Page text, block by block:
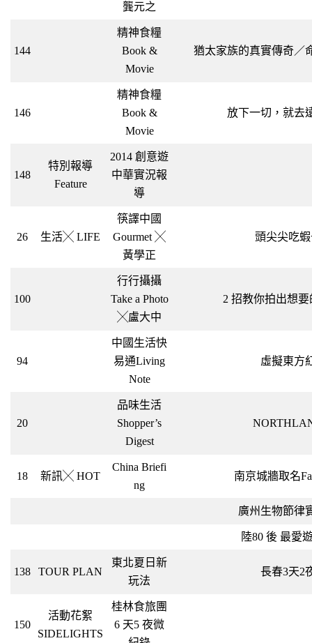
龔元之
144
精神食糧
Book &
Movie
猶太家族的真實傳奇／
146
精神食糧
Book &
Movie
放下一切，就去
148
特別報導
Feature
2014 創意遊
中華實況報
導
26 生活╳ LIFE
筷譯中國
Gourmet ╳
黃學正
頭尖尖吃
100
行行攝攝
Take a Photo
╳盧大中
2 招教你拍出想
94
中國生活快
易通Living
Note
虛擬東方
20
品味生活
Shopper’s
Digest
18 新訊╳ HOT
China Briefi
ng
南京城牆取名
廣州生物節律
陸80 後 最愛
138 TOUR PLAN
東北夏日新
玩法
長春3天2
150
活動花絮
SIDELIGHTS
桂林食旅團
6 天5 夜微